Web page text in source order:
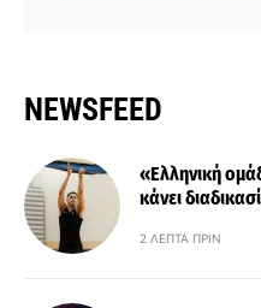
NEWSFEED
«Ελληνική
κάνει
2 ΛΕΠΤΆ ΠΡΙΝ